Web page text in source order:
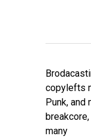
copylefts
Punk,
many